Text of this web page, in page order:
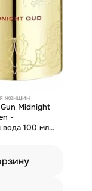
женщин
Midnight
-
100 мл